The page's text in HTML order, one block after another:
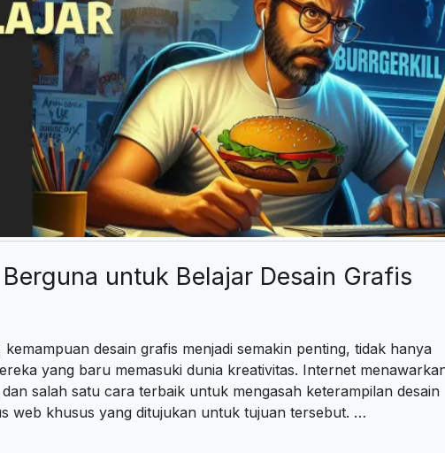
untuk Belajar Desain Grafis
desain grafis menjadi semakin penting, tidak hanya
yang baru memasuki dunia kreativitas. Internet
salah satu cara terbaik untuk mengasah keterampilan desain
web khusus yang ditujukan untuk tujuan tersebut. …